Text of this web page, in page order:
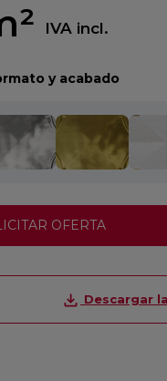
IVA incl.
y acabado
OFERTA
Descargar